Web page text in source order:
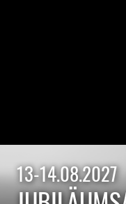
13-14.08.2027